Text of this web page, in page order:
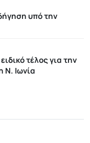
υπό την
τέλος για την
Ν. Ιωνία